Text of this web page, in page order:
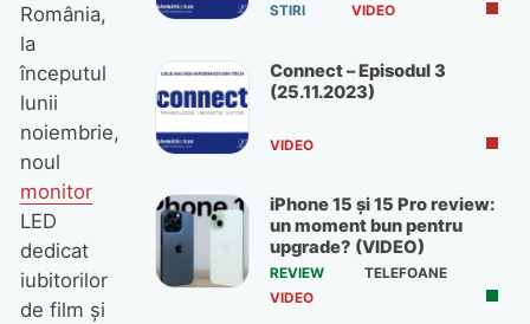
România,
la
începutul
lunii
noiembrie,
noul
monitor
LED
dedicat
iubitorilor
de film și
STIRI VIDEO
Connect – Episodul 3
(25.11.2023)
VIDEO
iPhone 15 și 15 Pro review:
un moment bun pentru
upgrade? (VIDEO)
REVIEW
TELEFOANE
VIDEO